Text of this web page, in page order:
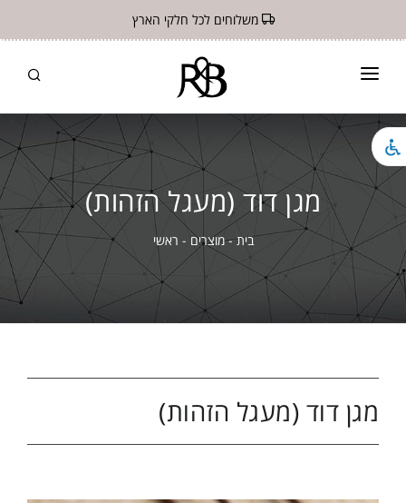
משלוחים לכל חלקי הארץ
ראשי
חנות
תקנון
צור קשר
מגן דוד (מעגל הזהות)
בית-מוצרים - ראשי
מגן דוד (מעגל הזהות)